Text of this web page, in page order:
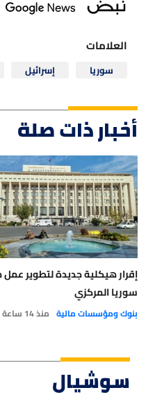
العلامات
سوريا إسرائيل
أخبار ذات صلة
إقرار هيكلية جديدة لتطوير
سوريا المركزي
بنوك ومؤسسات مالية منذ 14 ساعة
سوشيال